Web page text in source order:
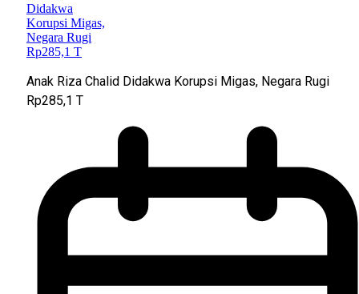
Anak Riza Chalid Didakwa Korupsi Migas, Negara Rugi
Rp285,1 T